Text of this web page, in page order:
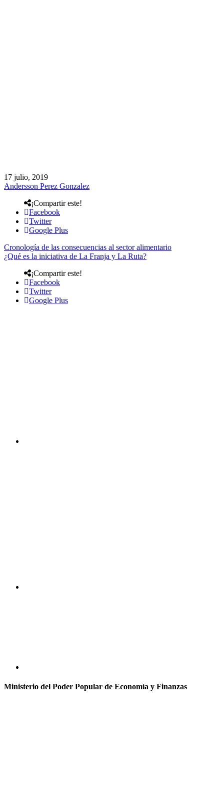
17 julio, 2019
Andersson Perez Gonzalez
¡Compartir este!
Facebook
Twitter
Google Plus
Cronología de las consecuencias al sector alimentario
¿Qué es la iniciativa de La Franja y La Ruta?
¡Compartir este!
Facebook
Twitter
Google Plus
Ministerio del Poder Popular de Economía y Finanzas